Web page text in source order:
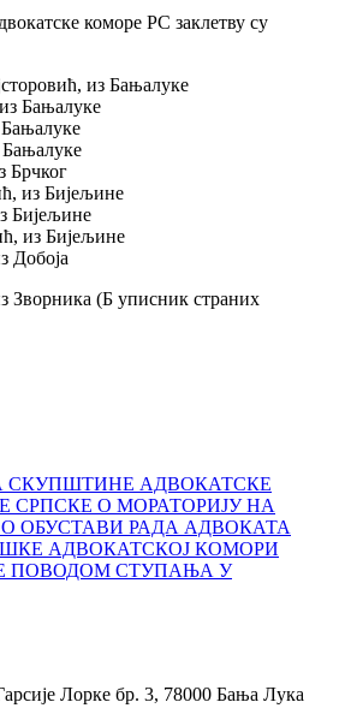
коморе РС заклетву су
из Бањалуке
Бањалуке
Брчког
из Бијељине
Бијељине
из Бијељине
Добоја
Зворника (Б уписник страних
СКУПШТИНЕ АДВОКАТСКЕ
СРПСКЕ О МОРАТОРИЈУ НА
ОБУСТАВИ РАДА АДВОКАТА
АДВОКАТСКОЈ КОМОРИ
ПОВОДОМ СТУПАЊА У
Лорке бр. 3, 78000 Бања Лука